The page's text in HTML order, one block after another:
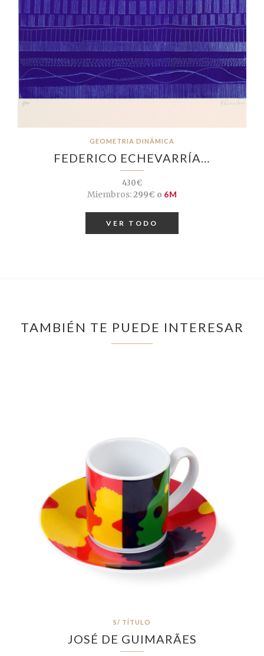
GEOMETRIA DINÂMICA
FEDERICO ECHEVARRÍA…
430€
Miembros:299€ o 6M
VER TODO
TAMBIÉN TE PUEDE INTERESAR
S/ TÍTULO
JOSÉ DE GUIMARÃES